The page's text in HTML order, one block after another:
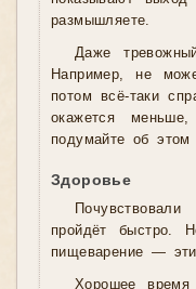
размышляете.
Даже
Например, не
потом всё-таки
окажется
подумайте об этом
Здоровье
пройдёт быстро.
пищеварение —
Хорошее